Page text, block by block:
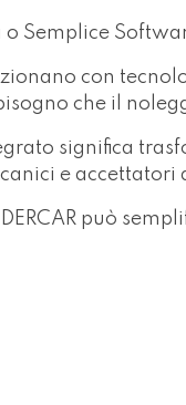
o Semplice
con
che il
significa
e accettatori
può